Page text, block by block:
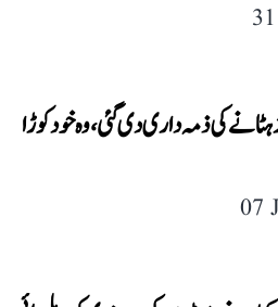
کی ذمہ داری دی گئی، وہ خود کوڑا
07